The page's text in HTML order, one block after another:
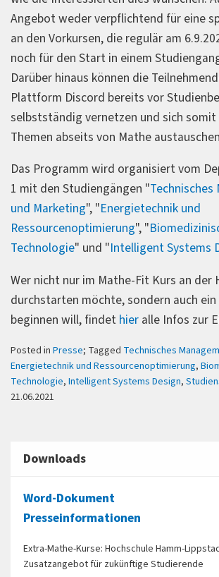
Angebot weder verpflichtend für eine
an den Vorkursen, die regulär am
noch für den Start in einem
Darüber hinaus können die
Plattform Discord bereits vor
selbstständig vernetzen und sich somit
Themen abseits von Mathe
Das Programm wird organisiert vom
1 mit den Studiengängen "
und Marketing", "Energietechnik und
Ressourcenoptimierung", "
Technologie" und "Intelligent Systems
Wer nicht nur im Mathe-Fit Kurs an der
durchstarten möchte, sondern auch
beginnen will, findet hier alle Infos zur
Posted in Presse; Tagged Technisches
Energietechnik und Ressourcenoptimierung,
Technologie, Intelligent Systems Design,
21.06.2021
Downloads
Word-Dokument
Presseinformationen
Extra-Mathe-Kurse: Hochschule Hamm-
Zusatzangebot für zukünftige Studierende